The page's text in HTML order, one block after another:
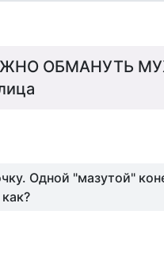
ОБМАНУТЬ
Одной "мазутой"